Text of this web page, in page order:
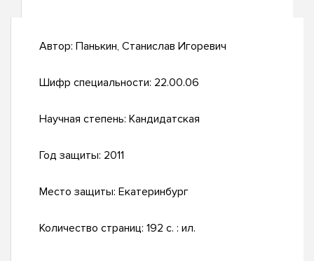
Автор: Панькин, Станислав Игоревич
Шифр специальности: 22.00.06
Научная степень: Кандидатская
Год защиты: 2011
Место защиты: Екатеринбург
Количество страниц: 192 с. : ил.